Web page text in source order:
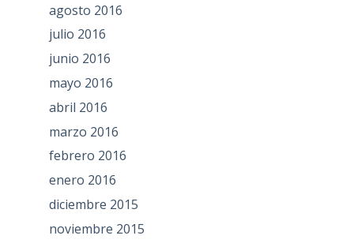
agosto 2016
julio 2016
junio 2016
mayo 2016
abril 2016
marzo 2016
febrero 2016
enero 2016
diciembre 2015
noviembre 2015